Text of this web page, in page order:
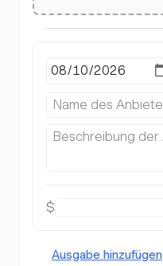
$
Ausgabe hinzufügen